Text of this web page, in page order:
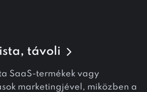
távoli
SaaS-termékek vagy
marketingjével, miközben a